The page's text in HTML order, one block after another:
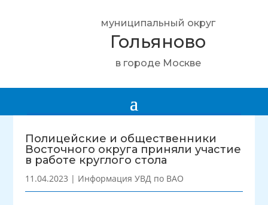
муниципальный округ
Гольяново
в городе Москве
Полицейские и общественники
Восточного округа приняли участие
в работе круглого стола
11.04.2023 | Информация УВД по ВАО